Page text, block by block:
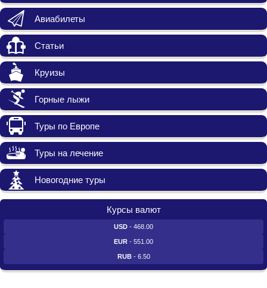
Авиабилеты
Статьи
Круизы
Горные лыжи
Туры по Европе
Туры на лечение
Новогодние туры
Курсы валют
USD - 468.00
EUR - 551.00
RUB- 6.50